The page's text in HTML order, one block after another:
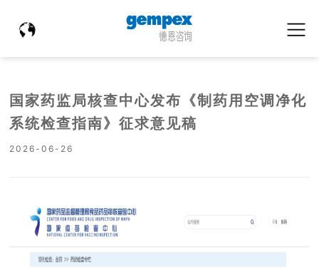
国家药监局核查中心发布《制药用空调净化
系统检查指南》征求意见稿
2026-06-26